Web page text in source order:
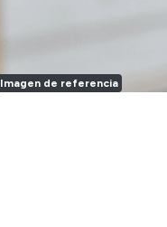
Imagen de referencia